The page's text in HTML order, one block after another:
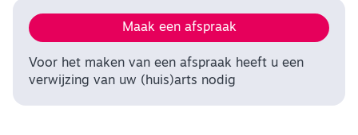
Maak een afspraak
Voor het maken van een afspraak heeft u een
verwijzing van uw (huis)arts nodig